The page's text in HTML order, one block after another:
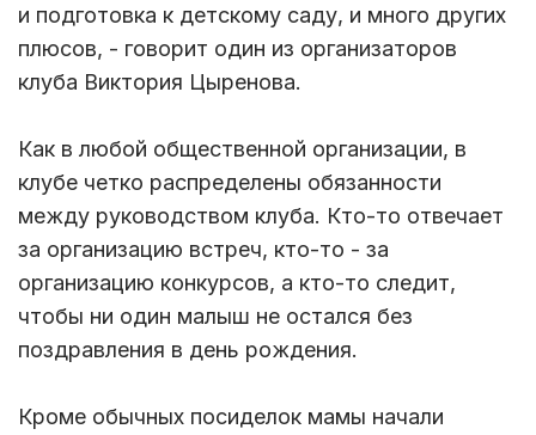
и подготовка к детскому саду, и много других
плюсов, - говорит один из организаторов
клуба Виктория Цыренова.
Как в любой общественной организации, в
клубе четко распределены обязанности
между руководством клуба. Кто-то отвечает
за организацию встреч, кто-то - за
организацию конкурсов, а кто-то следит,
чтобы ни один малыш не остался без
поздравления в день рождения.
Кроме обычных посиделок мамы начали